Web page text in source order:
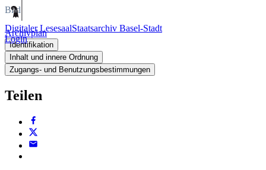
Digitaler LesesaalStaatsarchiv Basel-Stadt
Login
Bild
Archivplan
Identifikation
Inhalt und innere Ordnung
Zugangs- und Benutzungsbestimmungen
Teilen